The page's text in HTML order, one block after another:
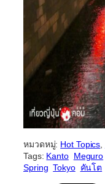
หมวดหมู่: Hot Topics
Tags: Kanto Meguro
Spring Tokyo คันโต